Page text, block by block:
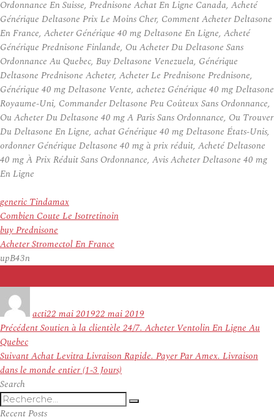
Ordonnance En Suisse, Prednisone Achat En Ligne Canada, Acheté
Générique Deltasone Prix Le Moins Cher, Comment Acheter Deltasone
En France, Acheter Générique 40 mg Deltasone En Ligne, Acheté
Générique Prednisone Finlande, Ou Acheter Du Deltasone Sans
Ordonnance Au Quebec, Buy Deltasone Venezuela, Générique
Deltasone Prednisone Acheter, Acheter Le Prednisone Prednisone,
Générique 40 mg Deltasone Vente, achetez Générique 40 mg Deltasone
Royaume-Uni, Commander Deltasone Peu Coûteux Sans Ordonnance,
Ou Acheter Du Deltasone 40 mg A Paris Sans Ordonnance, Ou Trouver
Du Deltasone En Ligne, achat Générique 40 mg Deltasone États-Unis,
ordonner Générique Deltasone 40 mg à prix réduit, Acheté Deltasone
40 mg À Prix Réduit Sans Ordonnance, Avis Acheter Deltasone 40 mg
En Ligne
generic Tindamax
Combien Coute Le Isotretinoin
buy Prednisone
Acheter Stromectol En France
upB43n
actile
22 mai 201922 mai 2019
Navigation
de
l’article
PrécédentArticle
Soutien à la clientèle 24/7. Acheter Ventolin En Ligne Au
Quebec
SuivantArticle
suivant :
Achat Levitra Livraison Rapide. Payer Par Amex. Livraison
dans le monde entier (1-3 Jours)
Search
Recherche
pour
Recherche
Recent Posts